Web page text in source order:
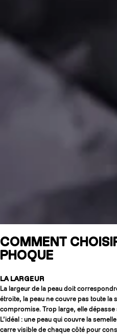
COMMENT
PHOQUE
LA LARGEUR
La largeur de la peau doit
étroite, la peau ne couvre pas toute la
compromise. Trop large, elle dépasse
L’idéal : une peau qui couvre la
carre visible de chaque côté pour